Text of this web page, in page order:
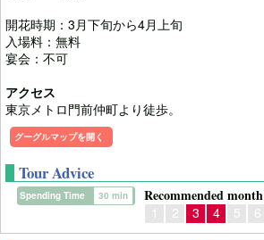
開花時期：3月下旬から4月上旬
入場料：無料
宴会：不可
アクセス
東京メトロ門前仲町より徒歩。
グーグルマップを開く
Tour Advice
Recommended month
1 2 3 4 5 6
Spending Time 30 min